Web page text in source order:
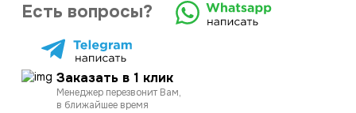
Есть вопросы?
Заказать в 1 клик
Менеджер перезвонит Вам,
в ближайшее время